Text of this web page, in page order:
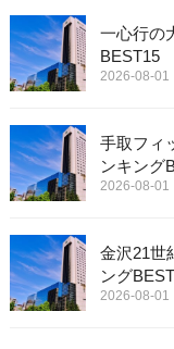
一心行の
BEST15
2026-08-01
手取フィ
ンキング
2026-08-01
金沢21世
ング
2026-08-01